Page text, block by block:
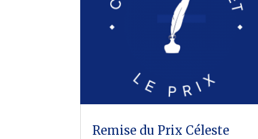
Remise du Prix Céleste